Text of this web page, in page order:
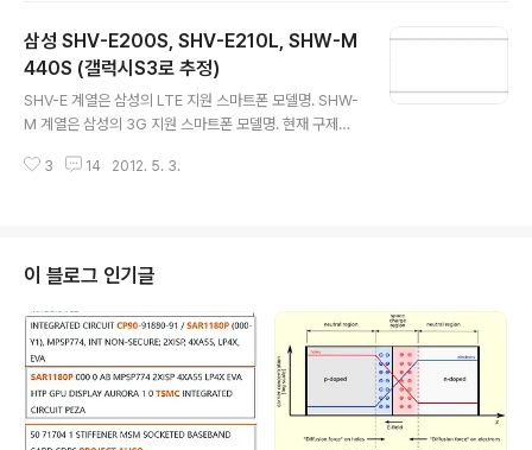
얼마나 다른지 확인해보겠습니다. (반성의 시간. ㅜㅜ) (출
처 : Anandtech) (디자인은 이 정도면 괜찮은 것 같은데...
약간 모토글램스러워서 그렇지...) - CPU 엑시노스 4412
Cortex-A9 기반 1.4GHz 쿼드코어. 삼성 32nm HKM
G LP 공정. 아이패드2 의 경우를 보면 AP 공정이 45nm
에서 32nm 로 바뀌었다고, 사용시간이 막 늘어..
삼성 SHV-E200S, SHV-E210L, SHW-M
440S (갤럭시S3로 추정)
SHV-E 계열은 삼성의 LTE 지원 스마트폰 모델명. SHW-
M 계열은 삼성의 3G 지원 스마트폰 모델명. 현재 구제적
enchmark.com/phonedetails.jsp?D=Samsung+
0x540 이란 해상도로 봐서는 갤럭시S3 가능성은 없어보
입니다. 이전과 바뀐건, SKT, KT 용 두가지라는 것. - SH
V-E200S http://www.glbenchmark.com/phoned
etails.jsp?benchmark=glpro21&D=Samsun..
3 14 2012. 5. 3.
이 블로그 인기글